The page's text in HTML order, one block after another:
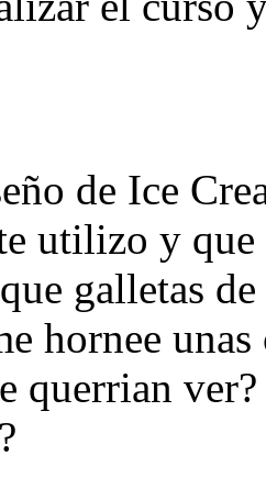
de Ice
utilizo y que
galletas
hornee unas
ver?